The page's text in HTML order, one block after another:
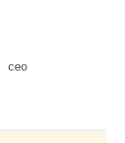
сео